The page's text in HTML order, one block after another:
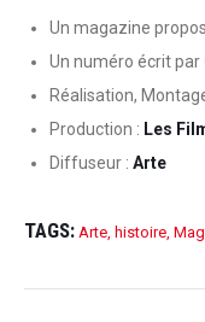
Un magazine
Un numéro écrit par
Réalisation,
Production : Les
Diffuseur : Arte
TAGS: Arte, histoire,